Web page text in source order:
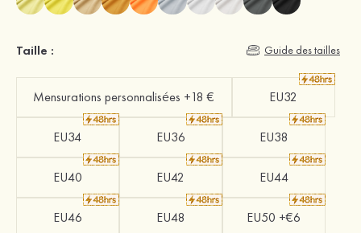
Taille : Guide des tailles
Mensurations personnalisées +18 € EU32
EU34 EU36 EU38
EU40 EU42 EU44
EU46 EU48 EU50 +€6